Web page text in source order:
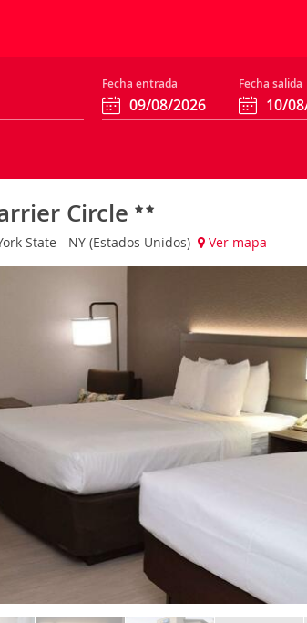
Fecha entrada Fecha salida
Circle
State - NY (Estados Unidos) Ver mapa